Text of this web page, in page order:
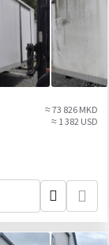
≈ 73 826 MKD
≈ 1 382 USD